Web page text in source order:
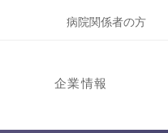
病院関係者の方
企業情報